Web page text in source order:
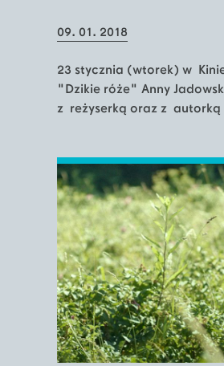
09. 01. 2018
23 stycznia (wtorek) w
"Dzikie róże" Anny
z reżyserką oraz z autorką